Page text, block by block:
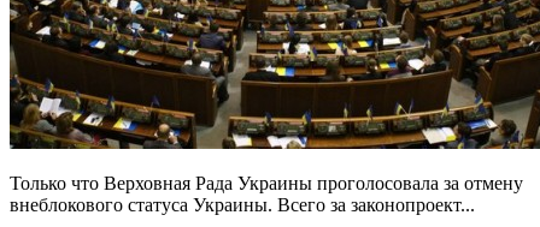
Только что Верховная Рада Украины проголосовала за отмену
внеблокового статуса Украины. Всего за законопроект...